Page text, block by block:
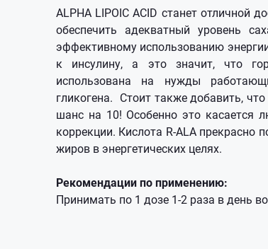
ALPHA LIPOIC ACID станет
обеспечить адекватный уровень
эффективному использованию
к инсулину, а это значит, что
использована на нужды
гликогена. Стоит также добавить,
шанс на 10! Особенно это касается
коррекции. Кислота R-ALA прекрасно
жиров в энергетических целях.
Рекомендации по применению:
Принимать по 1 дозе 1-2 раза в день